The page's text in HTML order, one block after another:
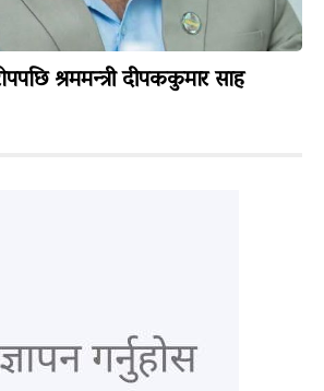
श्रममन्त्री दीपककुमार साह